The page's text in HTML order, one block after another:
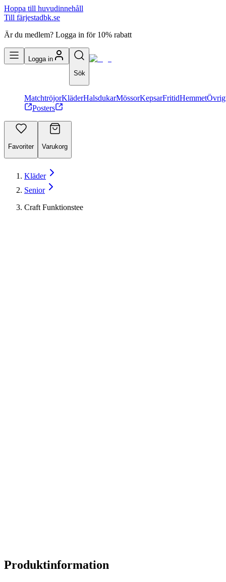
Hoppa till huvudinnehåll
Till färjestadbk.se
Är du medlem? Logga in för 10% rabatt
Logga in
Sök
MatchtröjorKläderHalsdukarMössorKepsarFritidHemmet
Posters
Favoriter Varukorg
Kläder
Senior
Craft Funktionstee
Produktinformation